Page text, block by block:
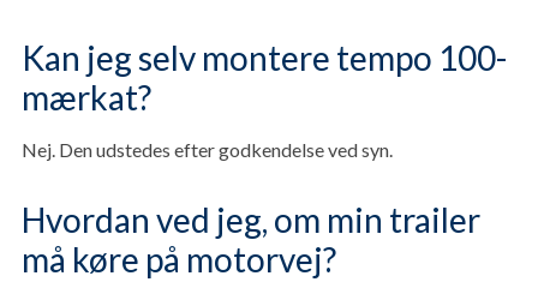
Kan jeg selv montere tempo 100-
mærkat?
Nej. Den udstedes efter godkendelse ved syn.
Hvordan ved jeg, om min trailer
må køre på motorvej?